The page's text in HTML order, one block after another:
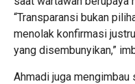
“Transparansi bukan
menolak konfirmasi
yang disembunyikan,”
Ahmadi juga